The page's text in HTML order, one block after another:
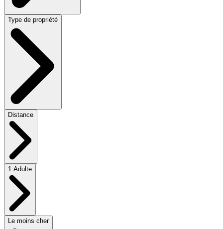
Type de propriété
Distance
1 Adulte
Le moins cher